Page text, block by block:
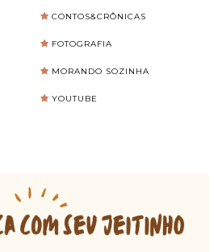
CONTOS&CRÔNICAS
FOTOGRAFIA
MORANDO SOZINHA
YOUTUBE